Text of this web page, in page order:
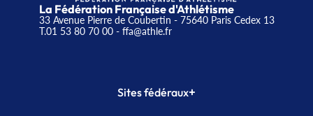
La Fédération Française d'Athlétisme
33 Avenue Pierre de Coubertin - 75640 Paris Cedex 13
T.01 53 80 70 00- ffa@athle.fr
Sites fédéraux+